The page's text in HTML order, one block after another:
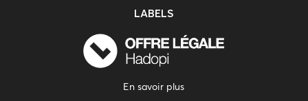
LABELS
En savoir plus